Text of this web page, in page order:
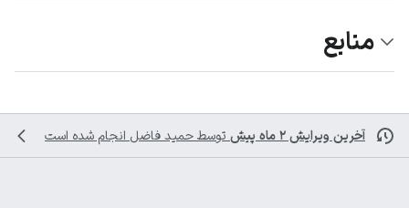
منابع
آخرین ویرایش ۲ ماه پیش توسط حمید فاضل انجام شده است